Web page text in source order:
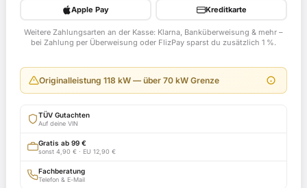
Suzuki
WVBL
ab
2001
EG-
BE
Apple Pay Kreditkarte
Weitere Zahlungsarten an der Kasse: Klarna, Banküberweisung & mehr –
bei Zahlung per Überweisung oder FlizPay sparst du zusätzlich 1 %.
Originalleistung 118 kW — über 70 kW Grenze
TÜV Gutachten
Auf deine VIN
Gratis ab 99 €
sonst 4,90 € · EU 12,90 €
Fachberatung
Telefon & E-Mail